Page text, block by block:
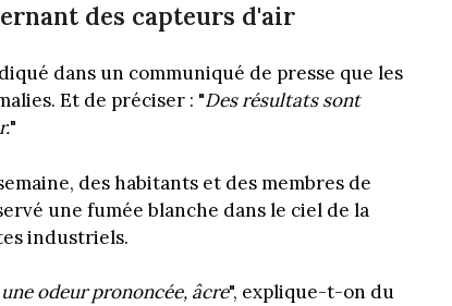
des capteurs d'air
dans un communiqué de presse que les
Et de préciser : "Des résultats sont
"
des habitants et des membres de
une fumée blanche dans le ciel de la
industriels.
une odeur prononcée, âcre", explique-t-on du